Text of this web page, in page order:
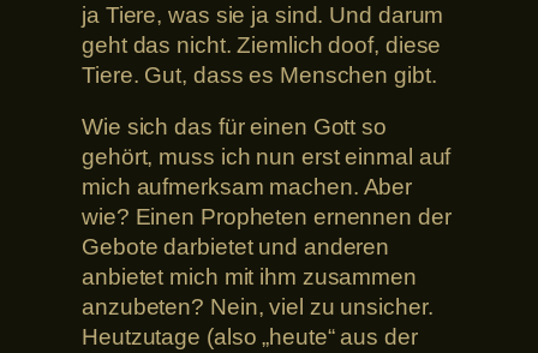
ja Tiere, was sie ja sind. Und darum
geht das nicht. Ziemlich doof, diese
Tiere. Gut, dass es Menschen gibt.
Wie sich das für einen Gott so
gehört, muss ich nun erst einmal auf
mich aufmerksam machen. Aber
wie? Einen Propheten ernennen der
Gebote darbietet und anderen
anbietet mich mit ihm zusammen
anzubeten? Nein, viel zu unsicher.
Heutzutage (also „heute“ aus der